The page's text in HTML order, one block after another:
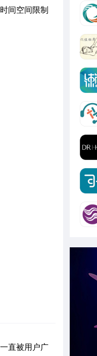
间空间限制
直被用户广